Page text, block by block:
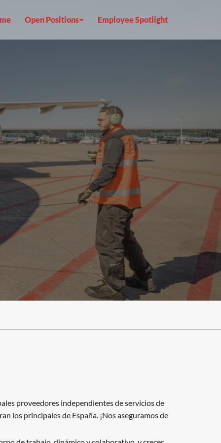
Open Positions Employee Spotlight
proveedores independientes de servicios de
los principales de España. ¡Nos aseguramos de